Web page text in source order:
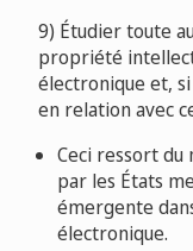
9) Étudier toute
propriété
électronique et,
en relation avec
Ceci ressort du
par les États
émergente
électronique.